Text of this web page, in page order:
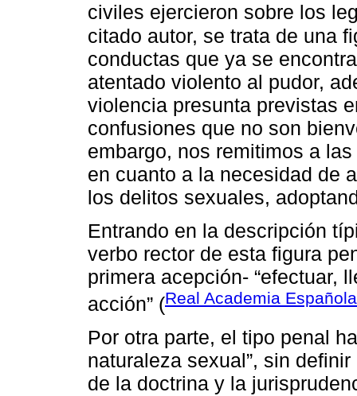
civiles ejercieron sobre los
citado autor, se trata de una
conductas que ya se
atentado violento al pudor,
violencia presunta previstas
confusiones que no son
embargo, nos remitimos a
en cuanto a la necesidad de
los delitos sexuales,
Entrando en la descripción
verbo rector de esta figura
primera acepción- “efectuar,
acción” (Real Academia
Por otra parte, el tipo penal
naturaleza sexual”, sin
de la doctrina y la